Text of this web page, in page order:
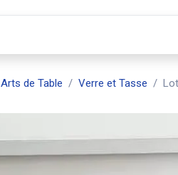
À DÉCOUVRIR
Arts de Table Verre et Tasse